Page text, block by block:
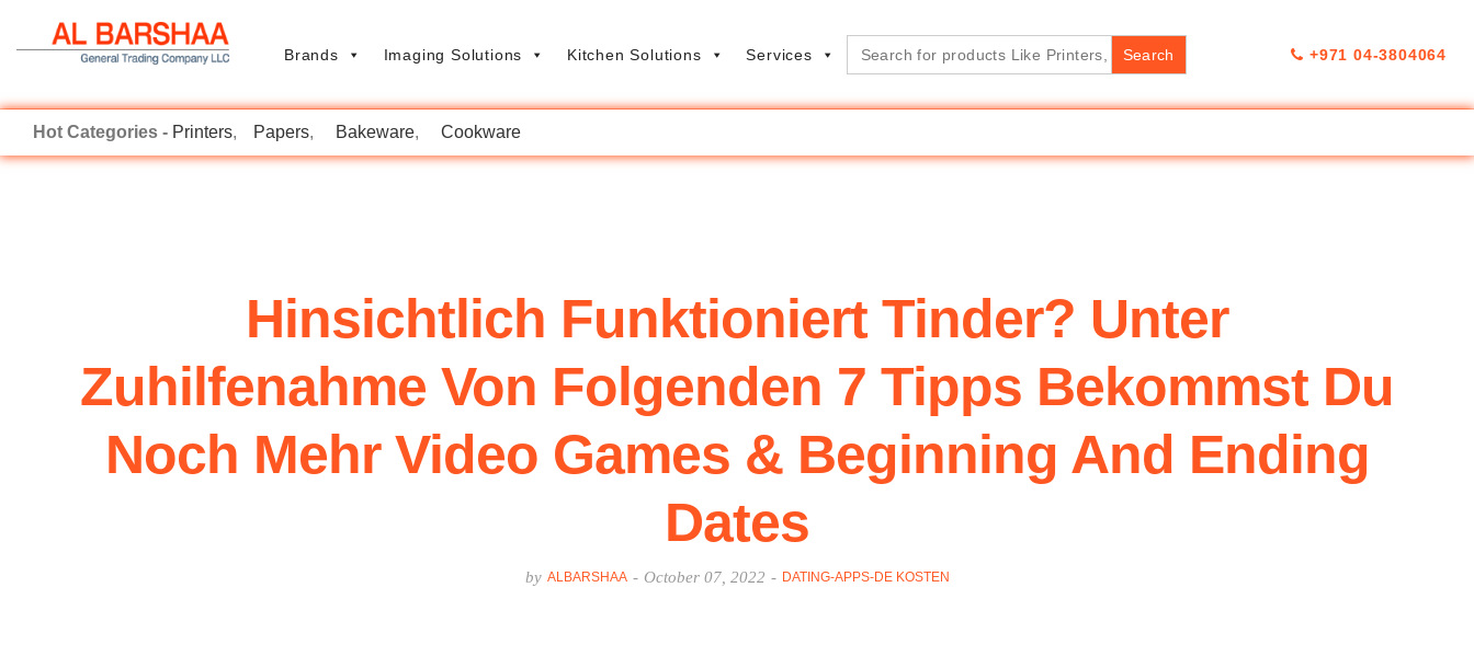
Brands Imaging Solutions Kitchen Solutions Services +971 04-3804064
Search
for:
Printers Papers Bakeware Cookware
Hinsichtlich Funktioniert Tinder? Unter
Zuhilfenahme Von Folgenden 7 Tipps Bekommst Du
Noch Mehr Video Games & Beginning And Ending
Dates
by ALBARSHAA - October 07, 2022 - DATING-APPS-DE KOSTEN